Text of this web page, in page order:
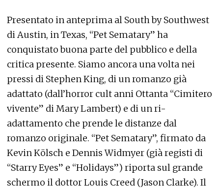
Presentato in anteprima al South by Southwest
di Austin, in Texas, “Pet Sematary” ha
conquistato buona parte del pubblico e della
critica presente. Siamo ancora una volta nei
pressi di Stephen King, di un romanzo già
adattato (dall’horror cult anni Ottanta “Cimitero
vivente” di Mary Lambert) e di un ri-
adattamento che prende le distanze dal
romanzo originale. “Pet Sematary”, firmato da
Kevin Kölsch e Dennis Widmyer (già registi di
“Starry Eyes” e “Holidays”) riporta sul grande
schermo il dottor Louis Creed (Jason Clarke). Il